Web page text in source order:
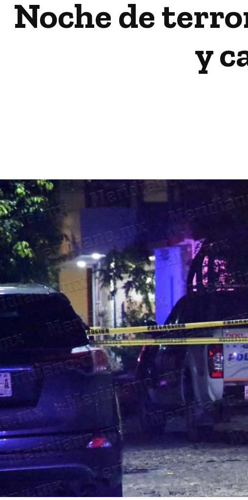
Noche de
y